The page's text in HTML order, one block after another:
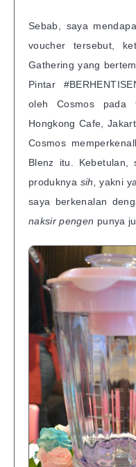
Sebab, saya
voucher tersebut,
Gathering yang
Pintar
oleh Cosmos pada
Hongkong Cafe,
Cosmos
Blenz itu. Kebetulan,
produknya sih, yakni
saya berkenalan
naksir pengen punya